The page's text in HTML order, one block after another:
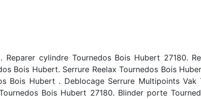
Reparer cylindre Tournedos Bois Hubert 27180.
Bois Hubert. Serrure Reelax Tournedos Bois
Bois Hubert . Deblocage Serrure Multipoints
Bois Hubert 27180. Blinder porte